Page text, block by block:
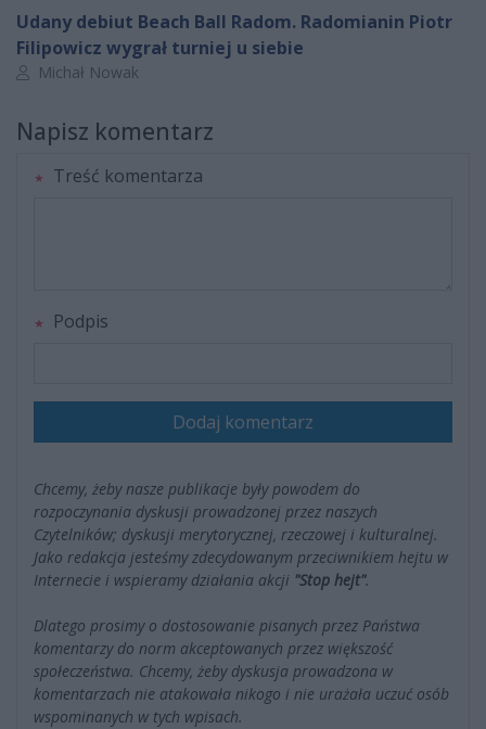
Udany debiut Beach Ball Radom. Radomianin Piotr
Filipowicz wygrał turniej u siebie
Autor artykułu:
Michał Nowak
Napisz komentarz
Treść komentarza
Podpis
Dodaj komentarz
Chcemy, żeby nasze publikacje były powodem do
rozpoczynania dyskusji prowadzonej przez naszych
Czytelników; dyskusji merytorycznej, rzeczowej i kulturalnej.
Jako redakcja jesteśmy zdecydowanym przeciwnikiem hejtu w
Internecie i wspieramy działania akcji "Stop hejt".
Dlatego prosimy o dostosowanie pisanych przez Państwa
komentarzy do norm akceptowanych przez większość
społeczeństwa. Chcemy, żeby dyskusja prowadzona w
komentarzach nie atakowała nikogo i nie urażała uczuć osób
wspominanych w tych wpisach.